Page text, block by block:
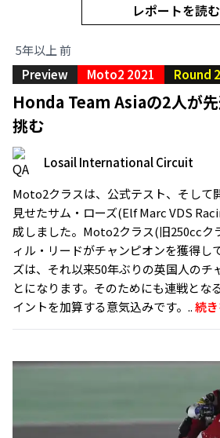
レポートを読む
5年以上 前
Preview
Moto2 2021 Round 2
Honda Team Asiaの2人が
挑む
Losail International Circuit
Moto2クラスは、公式テスト、そして
見せたサム・ローズ(Elf Marc VDS
成しました。Moto2クラス(旧250ccク
ィル・リードがチャンピオンを獲得し
ズは、それ以来50年ぶりの英国人のチ
とになります。そのためにも連戦とな
イントを加算する意気込みです。..続